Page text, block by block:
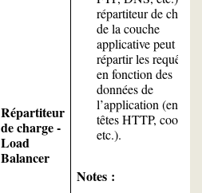
Répartiteur
de charge -
Load
Balancer
répartiteur de charge
de la couche
applicative peut
répartir les requêtes
en fonction des
données de
l’application (en-
têtes HTTP, cookies,
etc.).
Notes :